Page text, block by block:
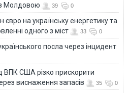
з Молдовою
39 0
євро на українську енергетику та
одного з міст
33 0
посла через інцидент
ВПК США різко прискорити
виснаження запасів
35 0